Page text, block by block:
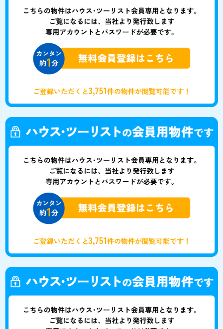
ご登録いただくと3,751件の物件が閲覧可能です！
ご登録いただくと3,751件の物件が閲覧可能です！